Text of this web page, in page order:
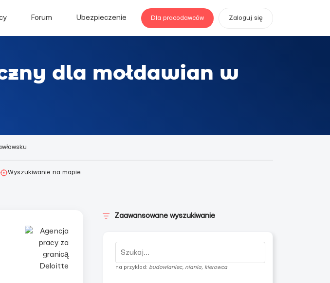
Forum Ubezpieczenie Dla pracodawców Zaloguj się
dla mołdawian w
Wyszukiwanie na mapie
Zaawansowane wyszukiwanie
na przykład: budowlaniec, niania, kierowca